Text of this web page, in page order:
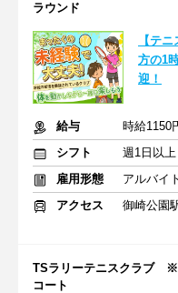
ラウンド
【テ
方の1
迎！
給与
時給1150
シフト
雇用形態
アルバイ
アクセス
御崎公園
TSラリーテニスクラブ ※
コート